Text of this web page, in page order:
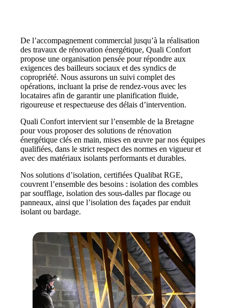
De l’accompagnement commercial jusqu’à la réalisation
des travaux de rénovation énergétique, Quali Confort
propose une organisation pensée pour répondre aux
exigences des bailleurs sociaux et des syndics de
copropriété. Nous assurons un suivi complet des
opérations, incluant la prise de rendez-vous avec les
locataires afin de garantir une planification fluide,
rigoureuse et respectueuse des délais d’intervention.
Quali Confort intervient sur l’ensemble de la Bretagne
pour vous proposer des solutions de rénovation
énergétique clés en main, mises en œuvre par nos équipes
qualifiées, dans le strict respect des normes en vigueur et
avec des matériaux isolants performants et durables.
Nos solutions d’isolation, certifiées Qualibat RGE,
couvrent l’ensemble des besoins : isolation des combles
par soufflage, isolation des sous-dalles par flocage ou
panneaux, ainsi que l’isolation des façades par enduit
isolant ou bardage.